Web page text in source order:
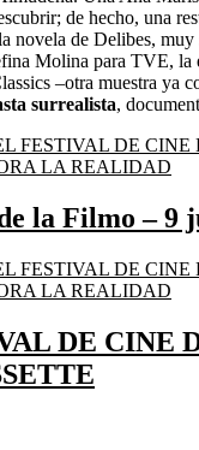
de hecho, una
novela de Delibes, muy
Molina para TVE, la
–otra muestra ya
surrealista,
la Filmo – 9
DE CINE